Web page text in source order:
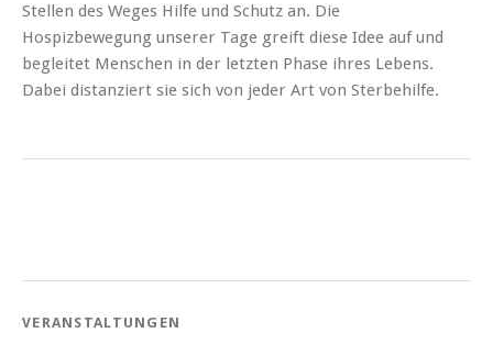
Stellen des Weges Hilfe und Schutz an. Die
Hospizbewegung unserer Tage greift diese Idee auf und
begleitet Menschen in der letzten Phase ihres Lebens.
Dabei distanziert sie sich von jeder Art von Sterbehilfe.
VERANSTALTUNGEN